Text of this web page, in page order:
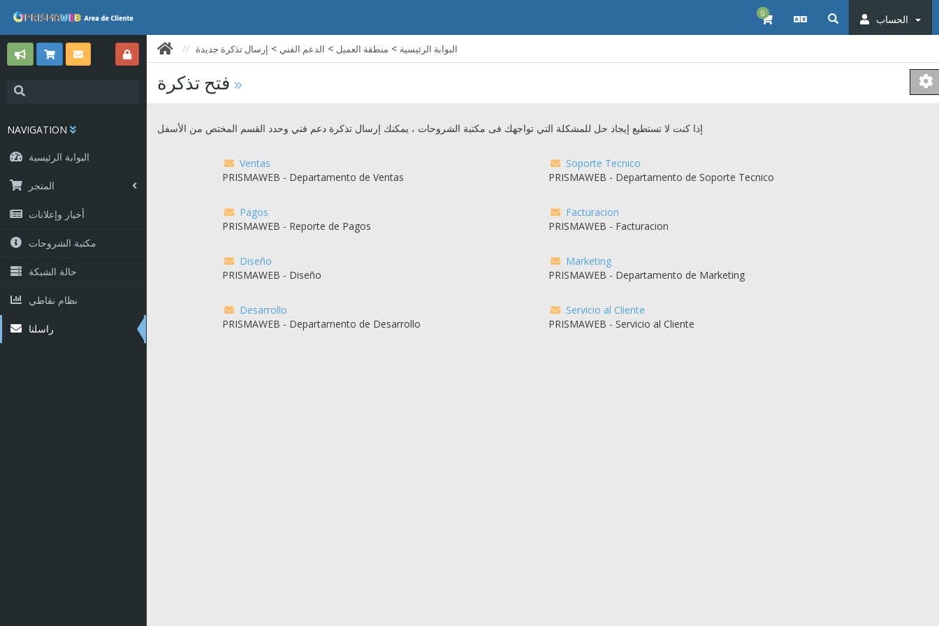
0 الحساب
NAVIGATION
البوابة الرئيسية
المتجر
أخبار وإعلانات
مكتبة الشروحات
حالة الشبكة
نظام نقاطي
راسلنا
البوابة الرئيسية > منطقة العميل > الدعم الفني > إرسال تذكرة جديدة
إذا كنت لا تستطيع إيجاد حل للمشكلة التي تواجهك فى مكتبة الشروحات ، يمكنك إرسال تذكرة دعم فني وحدد القسم المختص من الأسفل
Ventas
PRISMAWEB - Departamento de Ventas
Soporte Tecnico
PRISMAWEB - Departamento de Soporte Tecnico
Pagos
PRISMAWEB - Reporte de Pagos
Facturacion
PRISMAWEB - Facturacion
Diseño
PRISMAWEB - Diseño
Marketing
PRISMAWEB - Departamento de Marketing
Desarrollo
PRISMAWEB - Departamento de Desarrollo
Servicio al Cliente
PRISMAWEB - Servicio al Cliente